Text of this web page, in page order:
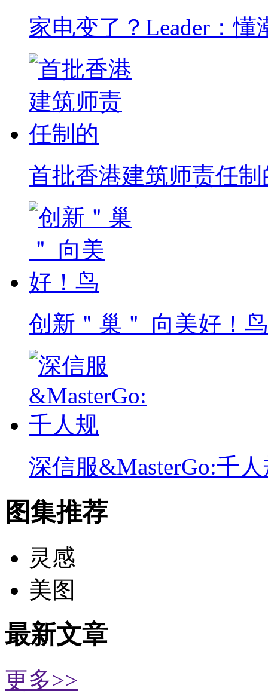
家电变了？Leader：懂
首批香港建筑师责任制
创新＂巢＂ 向美好！鸟
深信服&MasterGo:千
图集推荐
灵感
美图
最新文章
更多>>